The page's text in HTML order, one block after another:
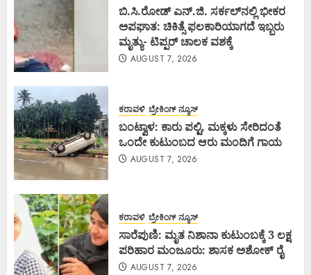
ಬಿ.ಸಿ.ರೋಡ್ ಎನ್.ಜಿ. ಸರ್ಕಲ್‌ನಲ್ಲಿ ಭೀಕರ
ಅಪಘಾತ: ಚಿಕಿತ್ಸೆ ಫಲಕಾರಿಯಾಗದೆ ಇಬ್ಬರು
ಮೃತ್ಯು- ಟಿಪ್ಪರ್ ಚಾಲಕ ವಶಕ್ಕೆ
AUGUST 7, 2026
ಕರಾವಳಿ ಬ್ರೇಕಿಂಗ್ ನ್ಯೂಸ್
ಬಂಟ್ವಾಳ: ಕಾರು ಪಲ್ಟಿ, ಮಕ್ಕಳು ಸೇರಿದಂತೆ
ಒಂದೇ ಕುಟುಂಬದ ಆರು ಮಂದಿಗೆ ಗಾಯ
AUGUST 7, 2026
ಕರಾವಳಿ ಬ್ರೇಕಿಂಗ್ ನ್ಯೂಸ್
ಸಾರೆಪುಣಿ: ಮೃತ ನಿಶಾನಾ ಕುಟುಂಬಕ್ಕೆ 3 ಲಕ್ಷ
ಪರಿಹಾರ ಮಂಜೂರು: ಶಾಸಕ ಅಶೋಕ್ ರೈ
AUGUST 7, 2026